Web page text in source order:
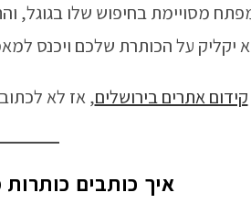
מסויימת בחיפוש שלו בגוגל,
יקליק על הכותרת שלכם ויכנס
קידום אתרים בירושלים, אז לא
איך כותבים כותרות